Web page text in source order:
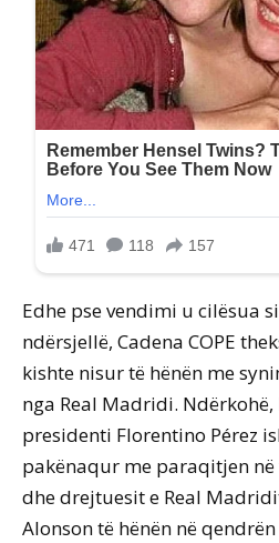
Edhe pse vendimi u cilësua
ndërsjellë, Cadena COPE
kishte nisur të hënën me
nga Real Madridi.
presidenti Florentino Pérez
pakënaqur me paraqitjen në
dhe drejtuesit e Real
Alonson të hënën në